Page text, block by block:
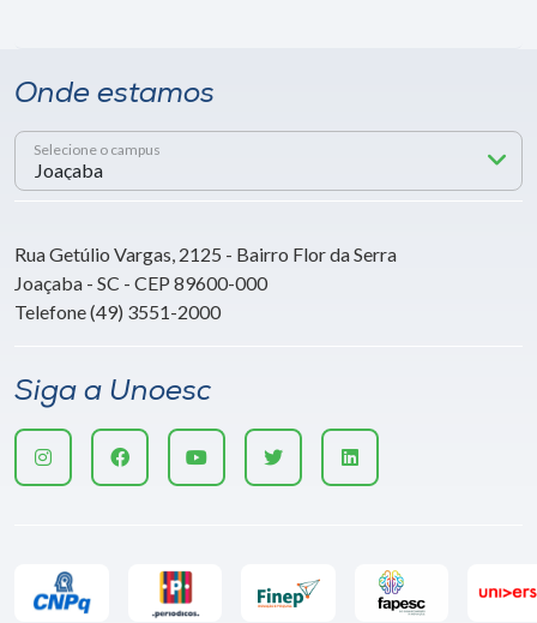
Onde estamos
Selecione o campus
Rua Getúlio Vargas, 2125 - Bairro Flor da Serra
Joaçaba - SC - CEP 89600-000
Telefone (49) 3551-2000
Siga a Unoesc